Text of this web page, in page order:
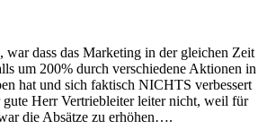
war dass das Marketing in der gleichen Zeit
um 200% durch verschiedene Aktionen in
hat und sich faktisch NICHTS verbessert
gute Herr Vertriebleiter leiter nicht, weil für
die Absätze zu erhöhen….